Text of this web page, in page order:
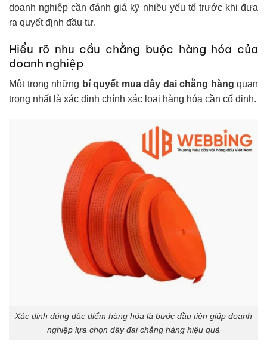
doanh nghiệp cần đánh giá kỹ nhiều yếu tố trước khi đưa
ra quyết định đầu tư.
Hiểu rõ nhu cầu chằng buộc hàng hóa của
doanh nghiệp
Một trong những bí quyết mua dây đai chằng hàng quan
trọng nhất là xác định chính xác loại hàng hóa cần cố định.
Xác định đúng đặc điểm hàng hóa là bước đầu tiên giúp doanh
nghiệp lựa chọn dây đai chằng hàng hiệu quả